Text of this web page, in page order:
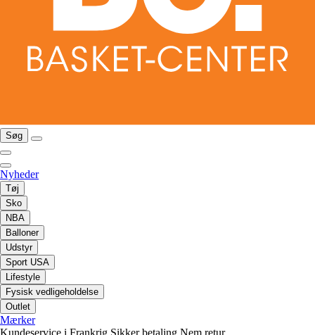
Søg
Nyheder
Tøj
Sko
NBA
Balloner
Udstyr
Sport USA
Lifestyle
Fysisk vedligeholdelse
Outlet
Mærker